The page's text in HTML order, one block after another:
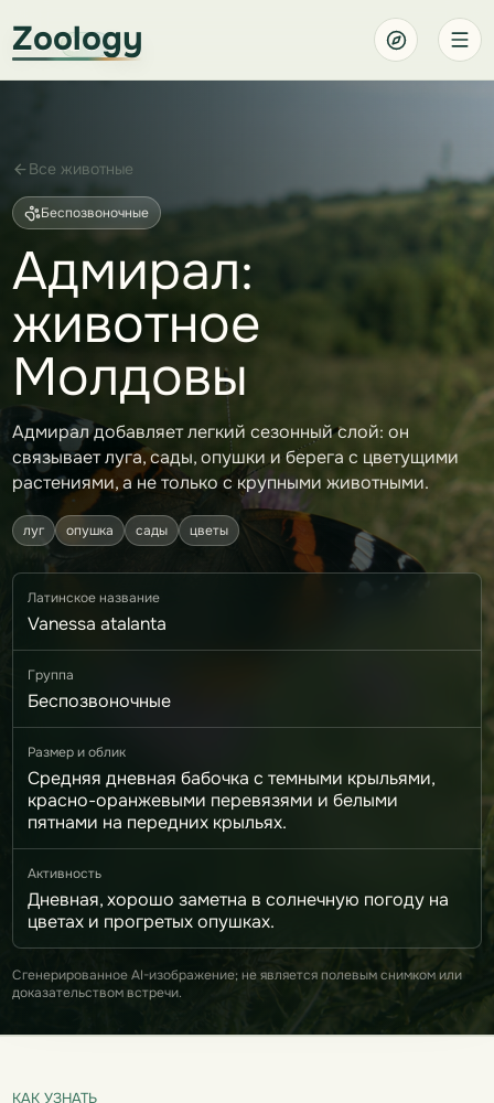
Zoology
Все животные
Беспозвоночные
Адмирал:
животное
Молдовы
Адмирал добавляет легкий сезонный слой: он
связывает луга, сады, опушки и берега с цветущими
растениями, а не только с крупными животными.
луг опушка сады цветы
Латинское название
Vanessa atalanta
Группа
Беспозвоночные
Размер и облик
Средняя дневная бабочка с темными крыльями,
красно-оранжевыми перевязями и белыми
пятнами на передних крыльях.
Активность
Дневная, хорошо заметна в солнечную погоду на
цветах и прогретых опушках.
Сгенерированное AI-изображение; не является полевым снимком или
доказательством встречи.
КАК УЗНАТЬ